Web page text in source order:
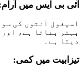
آئی بی ایس میں
اسپغول آنتوں کی
بہتر بناتا ہے،
دیتا ہے۔
تیزابیت میں کمی: